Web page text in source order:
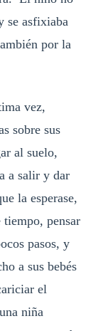
se asfixiaba
por la
vez,
sobre sus
al suelo,
a salir y dar
la esperase,
pensar
pasos, y
a sus bebés
el
niña